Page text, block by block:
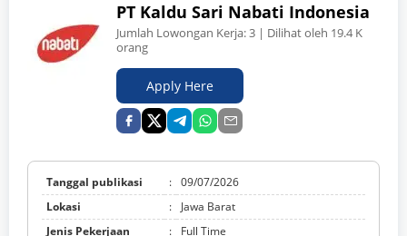
PT Kaldu Sari Nabati Indonesia
Jumlah Lowongan Kerja:3 | Dilihat oleh 19.4 K
orang
Apply Here
Tanggal publikasi : 09/07/2026
Lokasi
:
Jawa Barat
Jenis Pekerjaan
:
Full Time